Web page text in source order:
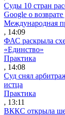
Суды 10 стран
Google о
Международная
, 14:09
ФАС раскрыла
«Единство»
Практика
, 14:08
Суд снял
истца
Практика
, 13:11
ВККС открыла